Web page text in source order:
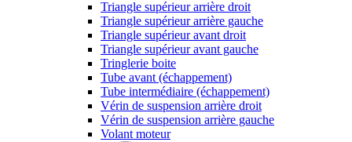
Triangle supérieur arrière droit
Triangle supérieur arrière gauche
Triangle supérieur avant droit
Triangle supérieur avant gauche
Tringlerie boite
Tube avant (échappement)
Tube intermédiaire (échappement)
Vérin de suspension arrière droit
Vérin de suspension arrière gauche
Volant moteur